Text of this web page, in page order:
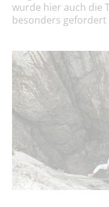
wurde hier auch die
besonders gefordert